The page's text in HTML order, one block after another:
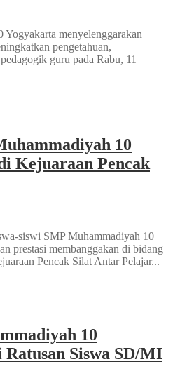
Yogyakarta menyelenggarakan
pengetahuan,
guru pada Rabu, 11
10
Kejuaraan Pencak
siswi SMP Muhammadiyah 10
prestasi membanggakan di bidang
Pencak Silat Antar Pelajar...
10
Siswa SD/MI